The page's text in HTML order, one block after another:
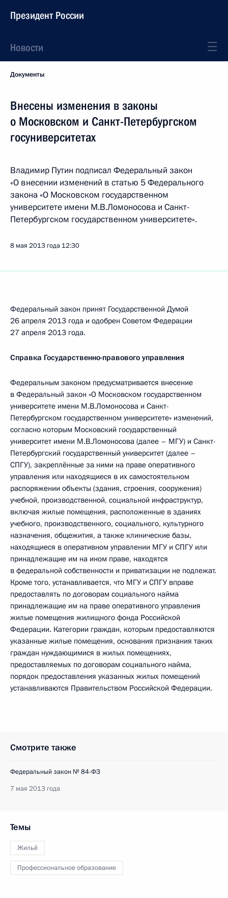
Президент России
Новости
Документы
Внесены изменения в законы
о Московском и Санкт-Петербургском
госуниверситетах
Владимир Путин подписал Федеральный закон
«О внесении изменений в статью 5 Федерального
закона «О Московском государственном
университете имени М.В.Ломоносова и Санкт-
Петербургском государственном университете».
8 мая 2013 года 12:30
Федеральный закон принят Государственной Думой
26 апреля 2013 года и одобрен Советом Федерации
27 апреля 2013 года.
Справка Государственно-правового управления
Федеральным законом предусматривается внесение
в Федеральный закон «О Московском государственном
университете имени М.В.Ломоносова и Санкт-
Петербургском государственном университете» изменений,
согласно которым Московский государственный
университет имени М.В.Ломоносова (далее – МГУ) и Санкт-
Петербургский государственный университет (далее –
СПГУ), закреплённые за ними на праве оперативного
управления или находящиеся в их самостоятельном
распоряжении объекты (здания, строения, сооружения)
учебной, производственной, социальной инфраструктур,
включая жилые помещения, расположенные в зданиях
учебного, производственного, социального, культурного
назначения, общежития, а также клинические базы,
находящиеся в оперативном управлении МГУ и СПГУ или
принадлежащие им на ином праве, находятся
в федеральной собственности и приватизации не подлежат.
Кроме того, устанавливается, что МГУ и СПГУ вправе
предоставлять по договорам социального найма
принадлежащие им на праве оперативного управления
жилые помещения жилищного фонда Российской
Федерации. Категории граждан, которым предоставляются
указанные жилые помещения, основания признания таких
граждан нуждающимися в жилых помещениях,
предоставляемых по договорам социального найма,
порядок предоставления указанных жилых помещений
устанавливаются Правительством Российской Федерации.
Смотрите также
Федеральный закон № 84-ФЗ
7 мая 2013 года
Темы
Жильё
Профессиональное образование